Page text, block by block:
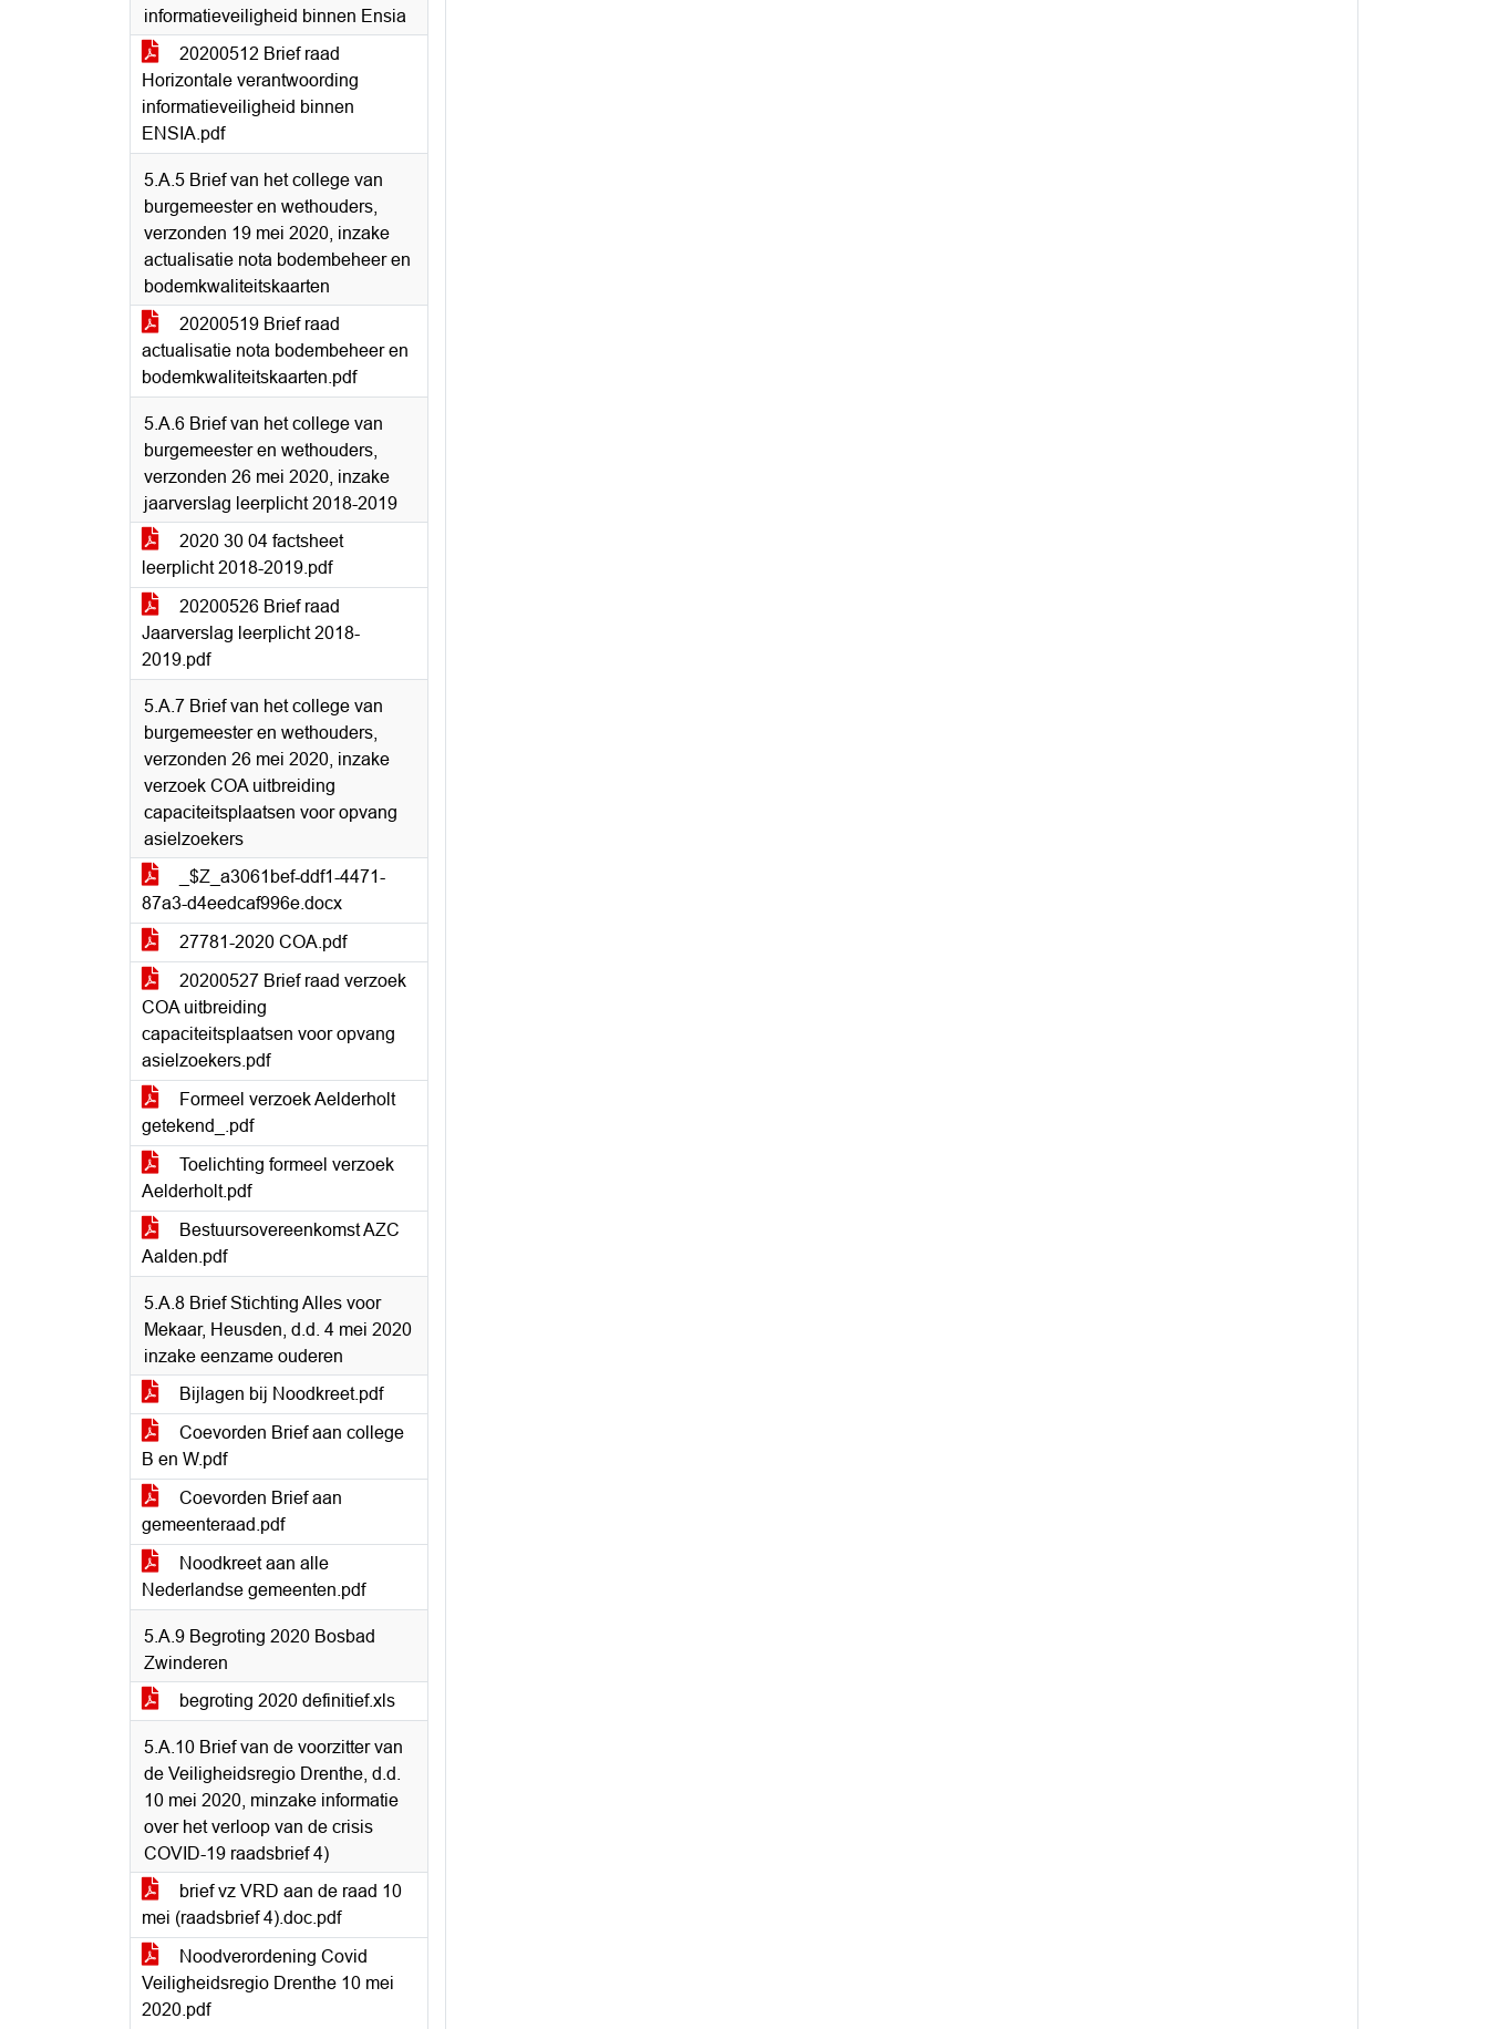
informatieveiligheid binnen Ensia
20200512 Brief raad
Horizontale verantwoording
informatieveiligheid binnen
ENSIA.pdf
5.A.5 Brief van het college van
burgemeester en wethouders,
verzonden 19 mei 2020, inzake
actualisatie nota bodembeheer en
bodemkwaliteitskaarten
20200519 Brief raad
actualisatie nota bodembeheer en
bodemkwaliteitskaarten.pdf
5.A.6 Brief van het college van
burgemeester en wethouders,
verzonden 26 mei 2020, inzake
jaarverslag leerplicht 2018-2019
2020 30 04 factsheet
leerplicht 2018-2019.pdf
20200526 Brief raad
Jaarverslag leerplicht 2018-
2019.pdf
5.A.7 Brief van het college van
burgemeester en wethouders,
verzonden 26 mei 2020, inzake
verzoek COA uitbreiding
capaciteitsplaatsen voor opvang
asielzoekers
_$Z_a3061bef-ddf1-4471-
87a3-d4eedcaf996e.docx
27781-2020 COA.pdf
20200527 Brief raad verzoek
COA uitbreiding
capaciteitsplaatsen voor opvang
asielzoekers.pdf
Formeel verzoek Aelderholt
getekend_.pdf
Toelichting formeel verzoek
Aelderholt.pdf
Bestuursovereenkomst AZC
Aalden.pdf
5.A.8 Brief Stichting Alles voor
Mekaar, Heusden, d.d. 4 mei 2020
inzake eenzame ouderen
Bijlagen bij Noodkreet.pdf
Coevorden Brief aan college
B en W.pdf
Coevorden Brief aan
gemeenteraad.pdf
Noodkreet aan alle
Nederlandse gemeenten.pdf
5.A.9 Begroting 2020 Bosbad
Zwinderen
begroting 2020 definitief.xls
5.A.10 Brief van de voorzitter van
de Veiligheidsregio Drenthe, d.d.
10 mei 2020, minzake informatie
over het verloop van de crisis
COVID-19 raadsbrief 4)
brief vz VRD aan de raad 10
mei (raadsbrief 4).doc.pdf
Noodverordening Covid
Veiligheidsregio Drenthe 10 mei
2020.pdf